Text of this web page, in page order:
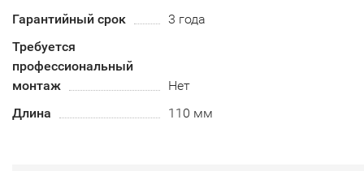
Гарантийный срок
3 года
Требуется
профессиональный
монтаж
Нет
Длина
110 мм